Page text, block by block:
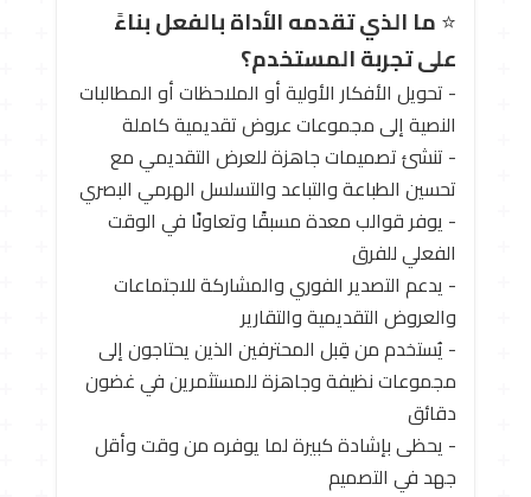
⭐ما الذي تقدمه الأداة بالفعل بناءً
على تجربة المستخدم؟
- تحويل الأفكار الأولية أو الملاحظات أو المطالبات
النصية إلى مجموعات عروض تقديمية كاملة
- تنشئ تصميمات جاهزة للعرض التقديمي مع
تحسين الطباعة والتباعد والتسلسل الهرمي البصري
- يوفر قوالب معدة مسبقًا وتعاونًا في الوقت
الفعلي للفرق
- يدعم التصدير الفوري والمشاركة للاجتماعات
والعروض التقديمية والتقارير
- يُستخدم من قِبل المحترفين الذين يحتاجون إلى
مجموعات نظيفة وجاهزة للمستثمرين في غضون
دقائق
- يحظى بإشادة كبيرة لما يوفره من وقت وأقل
جهد في التصميم